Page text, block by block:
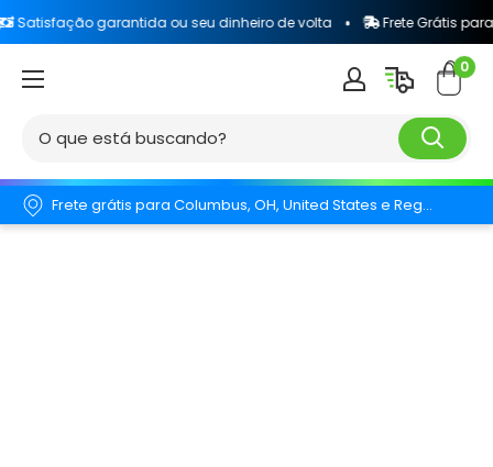
garantida ou seu dinheiro de volta Frete Grátis para todo o
0
Frete grátis para Columbus, OH, United States e Região.